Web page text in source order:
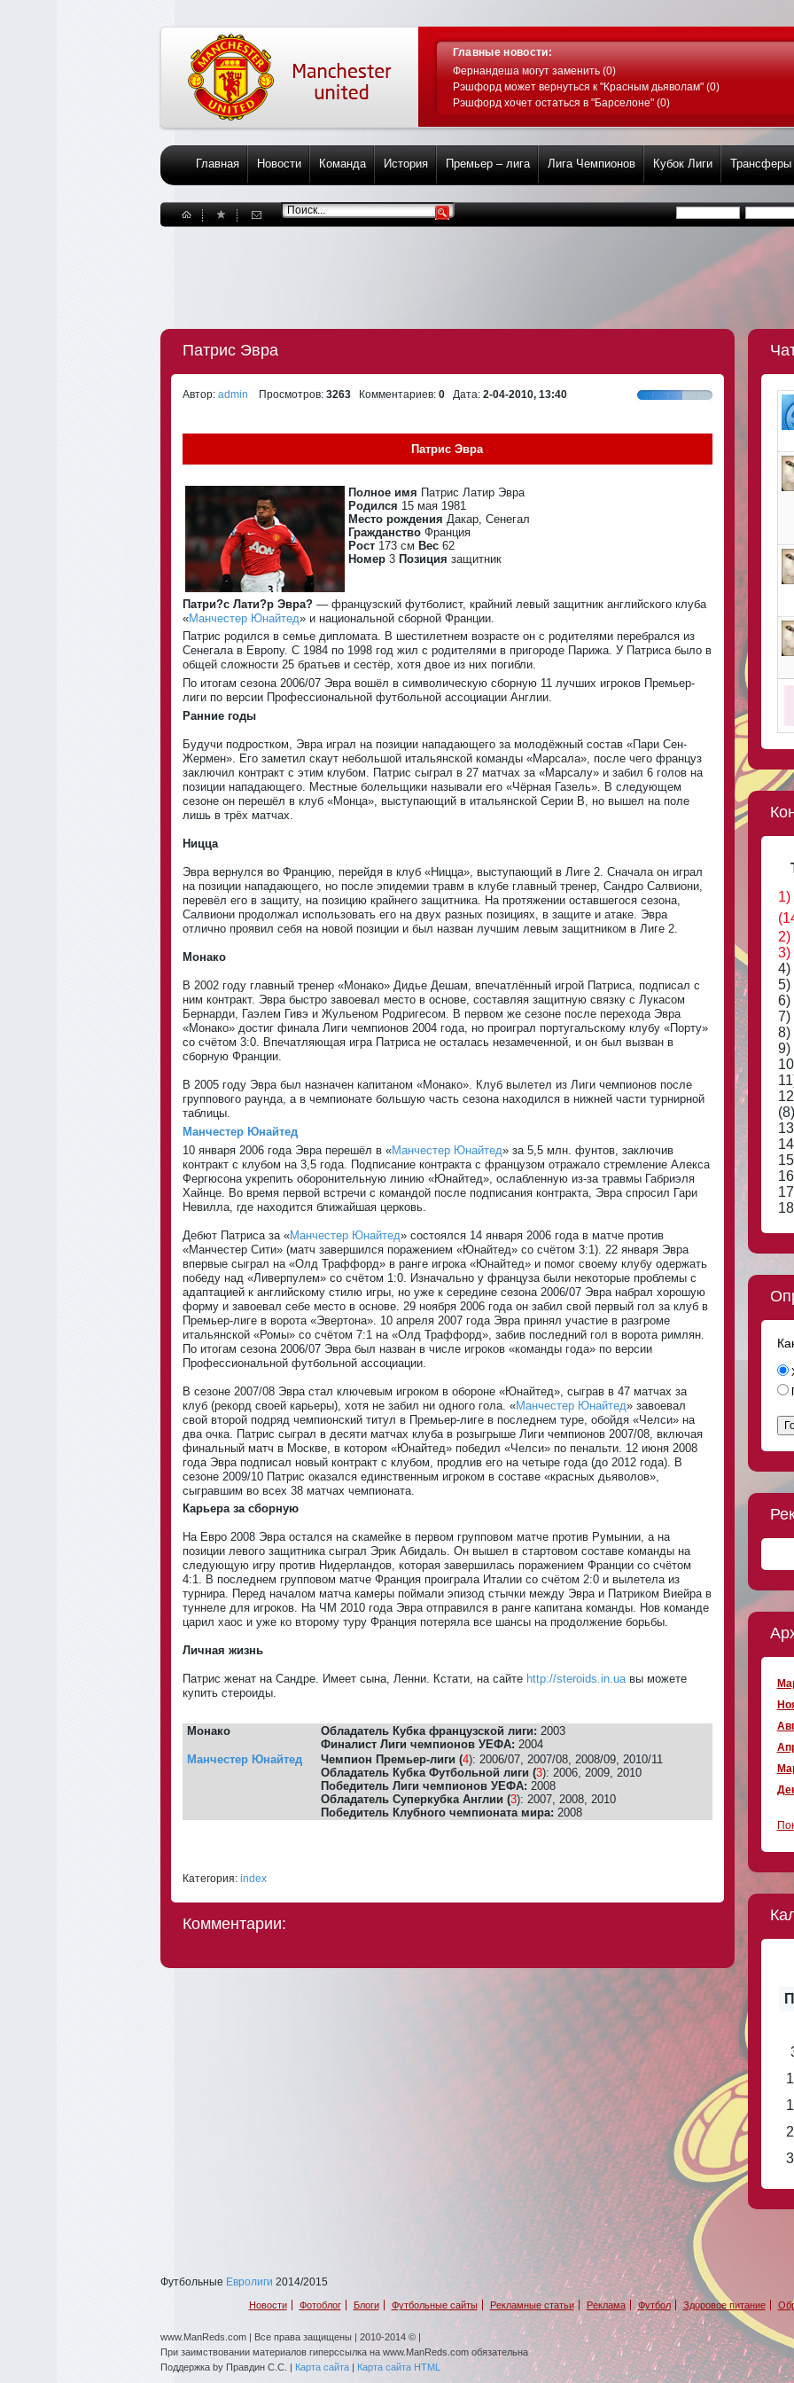
Главные новости:
Фернандеша могут заменить (0)
Рэшфорд может вернуться к "Красным дьяволам" (0)
Рэшфорд хочет остаться в "Барселоне" (0)
Главная Новости Команда История Премьер – лига Лига Чемпионов Кубок Лиги Трансферы
Патрис Эвра
Автор: admin Просмотров: 3263Комментариев: 0Дата: 2-04-2010, 13:40
Патрис Эвра
Полное имя Патрис Латир Эвра
Родился 15 мая 1981
Место рождения Дакар, Сенегал
ГражданствоФранция
Рост173 см Вес62
Номер3 Позиция защитник
Патри?с Лати?р Эвра? — французский футболист, крайний левый защитник английского клуба
«Манчестер Юнайтед» и национальной сборной Франции.
Патрис родился в семье дипломата. В шестилетнем возрасте он с родителями перебрался из
Сенегала в Европу. С 1984 по 1998 год жил с родителями в пригороде Парижа. У Патриса было в
общей сложности 25 братьев и сестёр, хотя двое из них погибли.
По итогам сезона 2006/07 Эвра вошёл в символическую сборную 11 лучших игроков Премьер-
лиги по версии Профессиональной футбольной ассоциации Англии.
Ранние годы
Будучи подростком, Эвра играл на позиции нападающего за молодёжный состав «Пари Сен-
Жермен». Его заметил скаут небольшой итальянской команды «Марсала», после чего француз
заключил контракт с этим клубом. Патрис сыграл в 27 матчах за «Марсалу» и забил 6 голов на
позиции нападающего. Местные болельщики называли его «Чёрная Газель». В следующем
сезоне он перешёл в клуб «Монца», выступающий в итальянской Серии B, но вышел на поле
лишь в трёх матчах.
Ницца
Эвра вернулся во Францию, перейдя в клуб «Ницца», выступающий в Лиге 2. Сначала он играл
на позиции нападающего, но после эпидемии травм в клубе главный тренер, Сандро Салвиони,
перевёл его в защиту, на позицию крайнего защитника. На протяжении оставшегося сезона,
Салвиони продолжал использовать его на двух разных позициях, в защите и атаке. Эвра
отлично проявил себя на новой позиции и был назван лучшим левым защитником в Лиге 2.
Монако
В 2002 году главный тренер «Монако» Дидье Дешам, впечатлённый игрой Патриса, подписал с
ним контракт. Эвра быстро завоевал место в основе, составляя защитную связку с Лукасом
Бернарди, Гаэлем Гивэ и Жульеном Родригесом. В первом же сезоне после перехода Эвра
«Монако» достиг финала Лиги чемпионов 2004 года, но проиграл португальскому клубу «Порту»
со счётом 3:0. Впечатляющая игра Патриса не осталась незамеченной, и он был вызван в
сборную Франции.
В 2005 году Эвра был назначен капитаном «Монако». Клуб вылетел из Лиги чемпионов после
группового раунда, а в чемпионате большую часть сезона находился в нижней части турнирной
таблицы.
Манчестер Юнайтед
10 января 2006 года Эвра перешёл в «Манчестер Юнайтед» за 5,5 млн. фунтов, заключив
контракт с клубом на 3,5 года. Подписание контракта с французом отражало стремление Алекса
Фергюсона укрепить оборонительную линию «Юнайтед», ослабленную из-за травмы Габриэля
Хайнце. Во время первой встречи с командой после подписания контракта, Эвра спросил Гари
Невилла, где находится ближайшая церковь.
Дебют Патриса за «Манчестер Юнайтед» состоялся 14 января 2006 года в матче против
«Манчестер Сити» (матч завершился поражением «Юнайтед» со счётом 3:1). 22 января Эвра
впервые сыграл на «Олд Траффорд» в ранге игрока «Юнайтед» и помог своему клубу одержать
победу над «Ливерпулем» со счётом 1:0. Изначально у француза были некоторые проблемы с
адаптацией к английскому стилю игры, но уже к середине сезона 2006/07 Эвра набрал хорошую
форму и завоевал себе место в основе. 29 ноября 2006 года он забил свой первый гол за клуб в
Премьер-лиге в ворота «Эвертона». 10 апреля 2007 года Эвра принял участие в разгроме
итальянской «Ромы» со счётом 7:1 на «Олд Траффорд», забив последний гол в ворота римлян.
По итогам сезона 2006/07 Эвра был назван в числе игроков «команды года» по версии
Профессиональной футбольной ассоциации.
В сезоне 2007/08 Эвра стал ключевым игроком в обороне «Юнайтед», сыграв в 47 матчах за
клуб (рекорд своей карьеры), хотя не забил ни одного гола. «Манчестер Юнайтед» завоевал
свой второй подряд чемпионский титул в Премьер-лиге в последнем туре, обойдя «Челси» на
два очка. Патрис сыграл в десяти матчах клуба в розыгрыше Лиги чемпионов 2007/08, включая
финальный матч в Москве, в котором «Юнайтед» победил «Челси» по пенальти. 12 июня 2008
года Эвра подписал новый контракт с клубом, продлив его на четыре года (до 2012 года). В
сезоне 2009/10 Патрис оказался единственным игроком в составе «красных дьяволов»,
сыгравшим во всех 38 матчах чемпионата.
Карьера за сборную
На Евро 2008 Эвра остался на скамейке в первом групповом матче против Румынии, а на
позиции левого защитника сыграл Эрик Абидаль. Он вышел в стартовом составе команды на
следующую игру против Нидерландов, которая завершилась поражением Франции со счётом
4:1. В последнем групповом матче Франция проиграла Италии со счётом 2:0 и вылетела из
турнира. Перед началом матча камеры поймали эпизод стычки между Эвра и Патриком Виейра в
туннеле для игроков. На ЧМ 2010 года Эвра отправился в ранге капитана команды. Нов команде
царил хаос и уже ко второму туру Франция потеряла все шансы на продолжение борьбы.
Личная жизнь
Патрис женат на Сандре. Имеет сына, Ленни. Кстати, на сайте http://steroids.in.uaвы можете
купить стероиды.
Монако Обладатель Кубка французской лиги: 2003
Финалист Лиги чемпионов УЕФА: 2004
Манчестер Юнайтед
Чемпион Премьер-лиги (4): 2006/07, 2007/08, 2008/09, 2010/11
Обладатель Кубка Футбольной лиги (3): 2006, 2009, 2010
Победитель Лиги чемпионов УЕФА: 2008
Обладатель Суперкубка Англии (3): 2007, 2008, 2010
Победитель Клубного чемпионата мира: 2008
Категория: index
Комментарии:
1)
2)
3)
4)
5)
6)
7)
8)
9)
(8)
Футбольные Евролиги 2014/2015
Новости Фотоблог Блоги Футбольные сайты Рекламные статьи Реклама Футбол Здоровое питание
www.ManReds.com | Все права защищены | 2010-2014 © |
При заимствовании материалов гиперссылка на www.ManReds.com обязательна
Поддержка by Правдин С.С. | Карта сайта| Карта сайта HTML